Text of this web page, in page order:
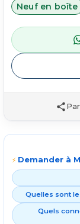
Neuf en boîte
⚡ Demander à
Quelles sont
Quels